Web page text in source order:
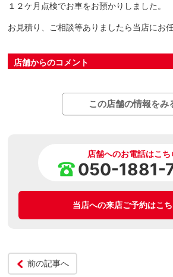
１２ケ月点検でお車をお預かりしました。
お見積り、ご相談等ありましたら当店にお
店舗からのコメント
この店舗の情報をみ
店舗へのお電話はこち
050-1881-
当店への来店ご予約はこ
前の記事へ